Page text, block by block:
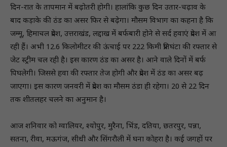
दिन-रात के तापमान में बढ़ोतरी होगी। हालांकि कुछ दिन उतार-चढ़ाव के
बाद कड़ाके की ठंड का असर फिर से बढ़ेगा। मौसम विभाग का कहना है कि
जम्मू, हिमाचल प्रदेश, उत्तराखंड, लद्दाख में बर्फबारी होने से सर्द हवाएं प्रदेश में आ
रही हैं। अभी 12.6 किलोमीटर की ऊंचाई पर 222 किमी प्रतिघंटा की रफ्तार से
जेट स्ट्रीम चल रही है। इस कारण ठंड का असर है। आने वाले दिनों में बर्फ
पिघलेगी। जिससे हवा की रफ्तार तेज होगी और प्रदेश में ठंड का असर बढ़
जाएगा। इस कारण जनवरी में प्रदेश का मौसम ठंडा ही रहेगा। 20 से 22 दिन
तक शीतलहर चलने का अनुमान है।
आज शनिवार को ग्वालियर, श्योपुर, मुरैना, भिंड, दतिया, छतरपुर, पन्ना,
सतना, रीवा, मऊगंज, सीधी और सिंगरौली में घना कोहरा है। कई जगहों पर